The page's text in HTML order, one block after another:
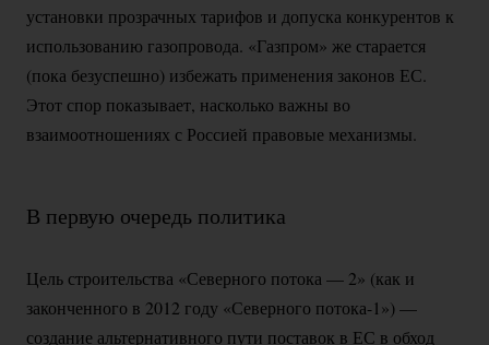
установки прозрачных тарифов и допуска конкурентов к
использованию газопровода. «Газпром» же старается
(пока безуспешно) избежать применения законов ЕС.
Этот спор показывает, насколько важны во
взаимоотношениях с Россией правовые механизмы.
В первую очередь политика
Цель строительства «Северного потока — 2» (как и
законченного в 2012 году «Северного потока-1»)—
создание альтернативного пути поставок в ЕС в обход